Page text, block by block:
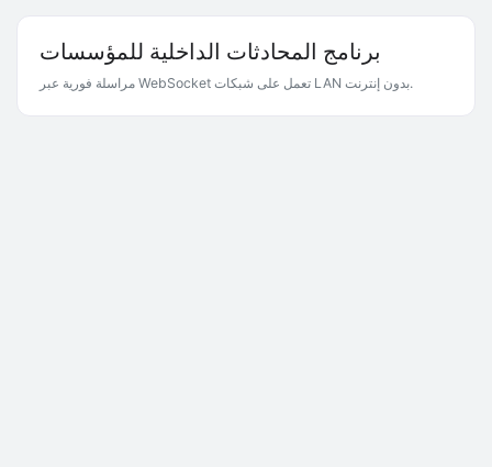
برنامج المحادثات الداخلية للمؤسسات
مراسلة فورية عبر WebSocket تعمل على شبكات LAN بدون إنترنت.